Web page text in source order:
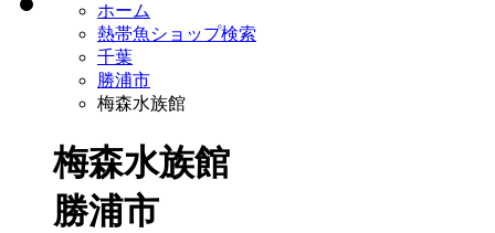
ホーム
熱帯魚ショップ検索
千葉
勝浦市
梅森水族館
梅森水族館
勝浦市